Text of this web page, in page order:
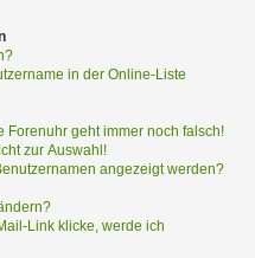
in der Online-Liste
Forenuhr geht immer noch falsch!
zur Auswahl!
angezeigt werden?
Link klicke, werde ich